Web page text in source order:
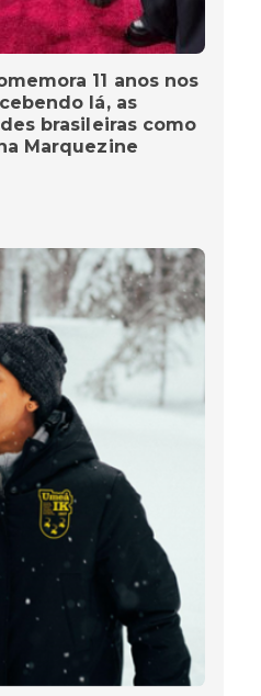
11 anos nos
lá, as
brasileiras como
Marquezine